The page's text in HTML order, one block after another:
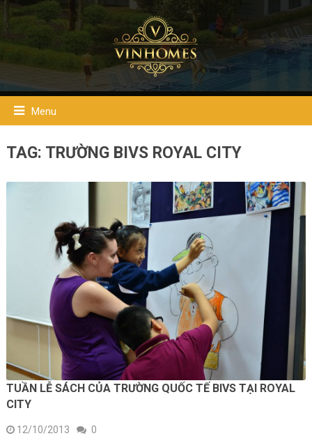
Menu
TAG: TRƯỜNG BIVS ROYAL CITY
TUẦN LỄ SÁCH CỦA TRƯỜNG QUỐC TẾ BIVS TẠI ROYAL
CITY
12/10/2013 0